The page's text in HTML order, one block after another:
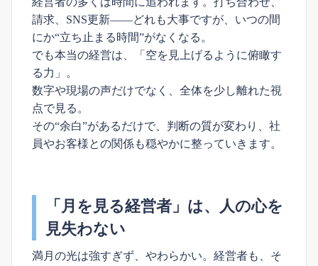
請求、SNS更新――どれも大事ですが、いつの間
にか“立ち止まる時間”がなくなる。
でも本当の経営は、「空を見上げるように俯瞰す
る力」。
数字や現場の声だけでなく、全体を少し離れた視
点で見る。
その“余白”があるだけで、判断の質が変わり、社
員やお客様との関係も穏やかに整っていきます。
「月を見る経営者」は、人の心を
見失わない
満月の光は強すぎず、やわらかい。経営者も、そ